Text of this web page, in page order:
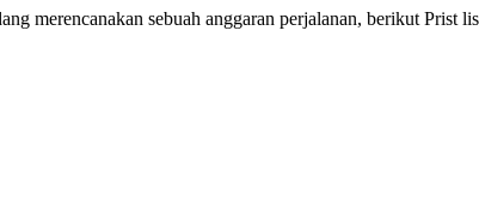
merencanakan sebuah anggaran perjalanan, berikut Prist